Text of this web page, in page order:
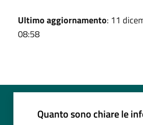
Ultimo aggiornamento: 11
08:58
Quanto sono chiare le